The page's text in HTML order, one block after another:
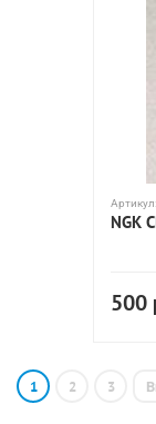
Артикул:
NGK
500
1 2 3